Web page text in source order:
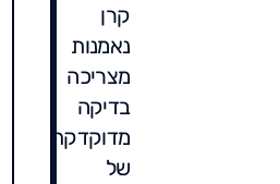
קרן
נאמנות
מצריכה
בדיקה
מדוקדקת
של